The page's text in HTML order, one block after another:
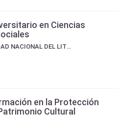
en Ciencias
UNL - UNIVERSIDAD NACIONAL DEL LITORAL
en la Protección
Cultural